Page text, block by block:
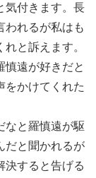
気付きます。長
われるが私はも
と訴えます。
慎遠が好きだと
をかけてくれた
なと羅慎遠が駆
だと聞かれるが
決すると告げる